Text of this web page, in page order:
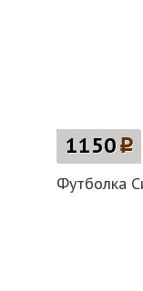
1150p
Футболка